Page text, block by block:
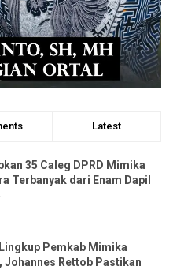
Latest
DPRD Mimika
Terbanyak dari Enam Dapil
Pemkab Mimika
Johannes Rettob Pastikan